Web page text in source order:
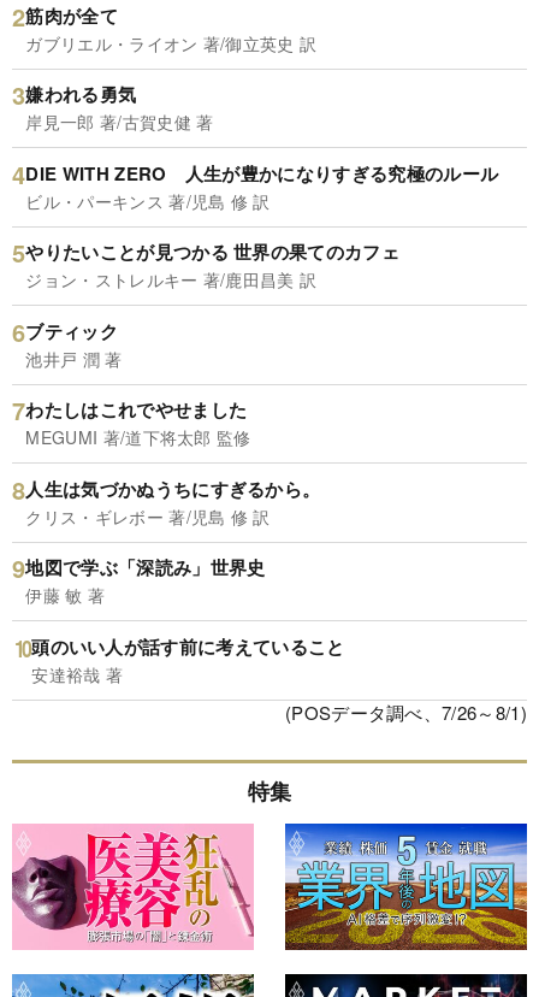
筋肉が全て
ガブリエル・ライオン 著/御立英史 訳
嫌われる勇気
岸見一郎 著/古賀史健 著
DIE WITH ZERO 人生が豊かになりすぎる究極のルール
ビル・パーキンス 著/児島 修 訳
やりたいことが見つかる 世界の果てのカフェ
ジョン・ストレルキー 著/鹿田昌美 訳
ブティック
池井戸 潤 著
わたしはこれでやせました
MEGUMI 著/道下将太郎 監修
人生は気づかぬうちにすぎるから。
クリス・ギレボー 著/児島 修 訳
地図で学ぶ「深読み」世界史
伊藤 敏 著
頭のいい人が話す前に考えていること
安達裕哉 著
(POSデータ調べ、7/26～8/1)
特集